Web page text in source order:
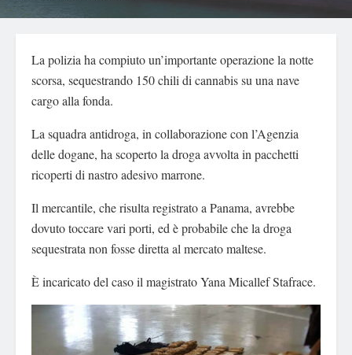
La polizia ha compiuto un’importante operazione la notte
scorsa, sequestrando 150 chili di cannabis su una nave
cargo alla fonda.
La squadra antidroga, in collaborazione con l’Agenzia
delle dogane, ha scoperto la droga avvolta in pacchetti
ricoperti di nastro adesivo marrone.
Il mercantile, che risulta registrato a Panama, avrebbe
dovuto toccare vari porti, ed è probabile che la droga
sequestrata non fosse diretta al mercato maltese.
È incaricato del caso il magistrato Yana Micallef Stafrace.